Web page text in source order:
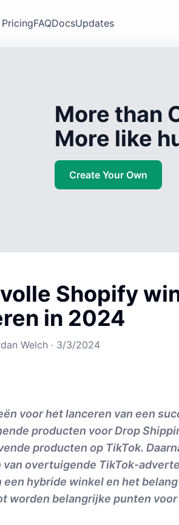
PricingFAQDocsUpdates
More than
More like
Create Your Own
Shopify
in 2024
Welch· 3/3/2024
voor het lanceren van een
producten voor Drop
producten op TikTok.
overtuigende TikTok-
hybride winkel en het
worden belangrijke punten